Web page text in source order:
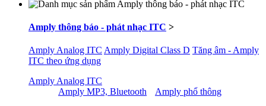
Amply thông báo - phát nhạc ITC >
Amply Analog ITC Amply Digital Class D Tăng âm - Amply
ITC theo ứng dụng
Amply Analog ITC
Amply MP3, Bluetooth
Amply phổ thông